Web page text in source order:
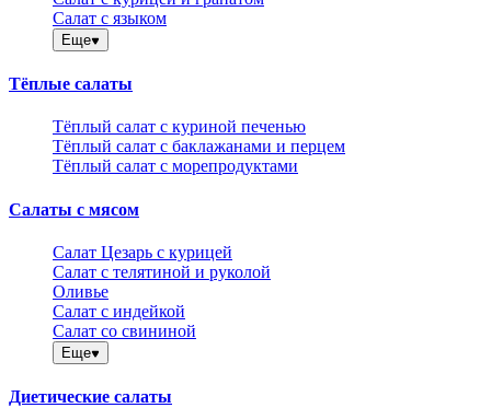
Салат с языком
Еще
Тёплые салаты
Тёплый салат с куриной печенью
Тёплый салат с баклажанами и перцем
Тёплый салат с морепродуктами
Салаты с мясом
Салат Цезарь с курицей
Салат с телятиной и руколой
Оливье
Салат с индейкой
Салат со свининой
Еще
Диетические салаты